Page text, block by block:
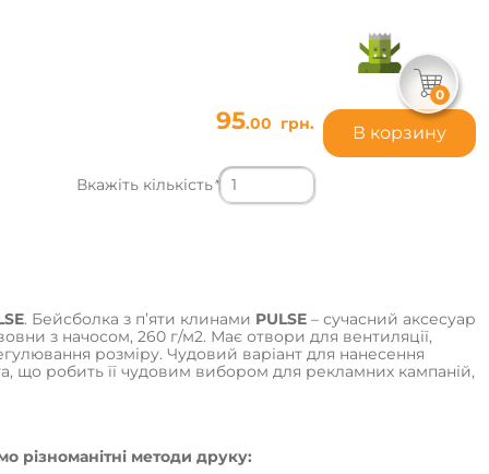
95.00 грн.
Вкажіть кількість*
. Бейсболка з п’яти клинами PULSE – сучасний аксесуар
з начосом, 260 г/м2. Має отвори для вентиляції,
розміру. Чудовий варіант для нанесення
що робить її чудовим вибором для рекламних кампаній,
різноманітні методи друку:
В корзину
0